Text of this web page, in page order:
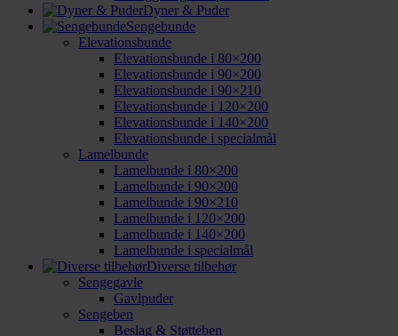
Dyner & Puder
Sengebunde
Elevationsbunde
Elevationsbunde i 80×200
Elevationsbunde i 90×200
Elevationsbunde i 90×210
Elevationsbunde i 120×200
Elevationsbunde i 140×200
Elevationsbunde i specialmål
Lamelbunde
Lamelbunde i 80×200
Lamelbunde i 90×200
Lamelbunde i 90×210
Lamelbunde i 120×200
Lamelbunde i 140×200
Lamelbunde i specialmål
Diverse tilbehør
Sengegavle
Gavlpuder
Sengeben
Beslag & Støtteben